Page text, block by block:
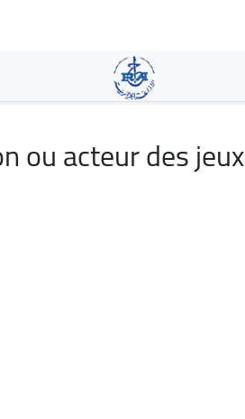
contenu
principal
ou acteur des jeux